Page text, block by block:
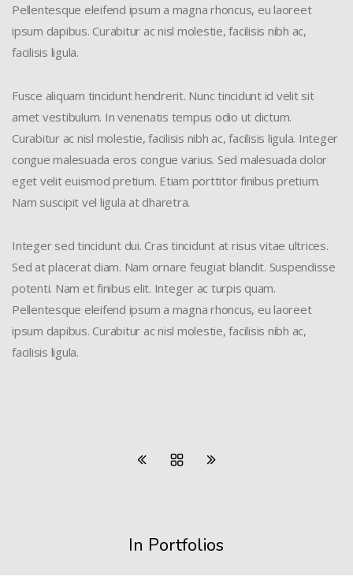
Pellentesque eleifend ipsum a magna rhoncus, eu laoreet
ipsum dapibus. Curabitur ac nisl molestie, facilisis nibh ac,
facilisis ligula.
Fusce aliquam tincidunt hendrerit. Nunc tincidunt id velit sit
amet vestibulum. In venenatis tempus odio ut dictum.
Curabitur ac nisl molestie, facilisis nibh ac, facilisis ligula. Integer
congue malesuada eros congue varius. Sed malesuada dolor
eget velit euismod pretium. Etiam porttitor finibus pretium.
Nam suscipit vel ligula at dharetra.
Integer sed tincidunt dui. Cras tincidunt at risus vitae ultrices.
Sed at placerat diam. Nam ornare feugiat blandit. Suspendisse
potenti. Nam et finibus elit. Integer ac turpis quam.
Pellentesque eleifend ipsum a magna rhoncus, eu laoreet
ipsum dapibus. Curabitur ac nisl molestie, facilisis nibh ac,
facilisis ligula.
In Portfolios